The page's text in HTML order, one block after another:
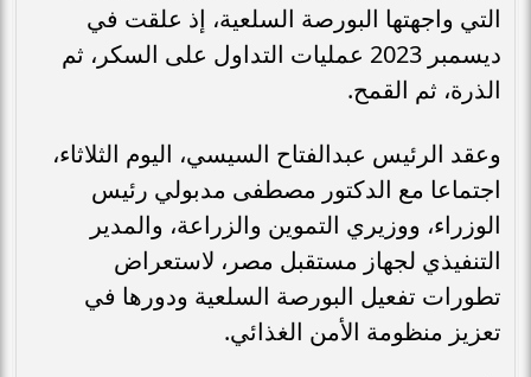
التي واجهتها البورصة السلعية، إذ علقت في
ديسمبر 2023 عمليات التداول على السكر، ثم
الذرة، ثم القمح.
وعقد الرئيس عبدالفتاح السيسي، اليوم الثلاثاء،
اجتماعا مع الدكتور مصطفى مدبولي رئيس
الوزراء، ووزيري التموين والزراعة، والمدير
التنفيذي لجهاز مستقبل مصر، لاستعراض
تطورات تفعيل البورصة السلعية ودورها في
تعزيز منظومة الأمن الغذائي.